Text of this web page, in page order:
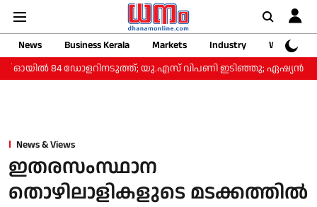
News Business Kerala Markets Industry
Web
84 ഡോളറിനടുത്ത്; യു.എസ് വിപണി ഇടിഞ്ഞു; ഏഷ്യൻ
News & Views
ഇതരസംസ്ഥാന
തൊഴിലാളികളുടെ മടക്കത്തില്‍